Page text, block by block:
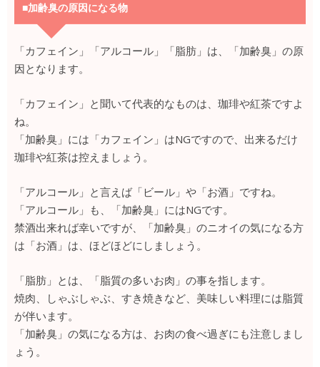
■加齢臭の原因になる物
「カフェイン」「アルコール」「脂肪」は、「加齢臭」の原
因となります。
「カフェイン」と聞いて代表的なものは、珈琲や紅茶ですよ
ね。
「加齢臭」には「カフェイン」はNGですので、出来るだけ
珈琲や紅茶は控えましょう。
「アルコール」と言えば「ビール」や「お酒」ですね。
「アルコール」も、「加齢臭」にはNGです。
禁酒出来れば幸いですが、「加齢臭」のニオイの気になる方
は「お酒」は、ほどほどにしましょう。
「脂肪」とは、「脂質の多いお肉」の事を指します。
焼肉、しゃぶしゃぶ、すき焼きなど、美味しい料理には脂質
が伴います。
「加齢臭」の気になる方は、お肉の食べ過ぎにも注意しまし
ょう。